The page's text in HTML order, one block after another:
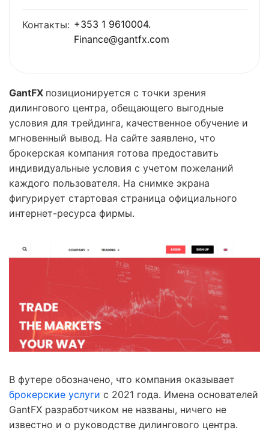
Контакты: +353 1 9610004.
Finance@gantfx.com
GantFX позиционируется с точки зрения
дилингового центра, обещающего выгодные
условия для трейдинга, качественное обучение и
мгновенный вывод. На сайте заявлено, что
брокерская компания готова предоставить
индивидуальные условия с учетом пожеланий
каждого пользователя. На снимке экрана
фигурирует стартовая страница официального
интернет-ресурса фирмы.
В футере обозначено, что компания оказывает
брокерские услуги с 2021 года. Имена основателей
GantFX разработчиком не названы, ничего не
известно и о руководстве дилингового центра.